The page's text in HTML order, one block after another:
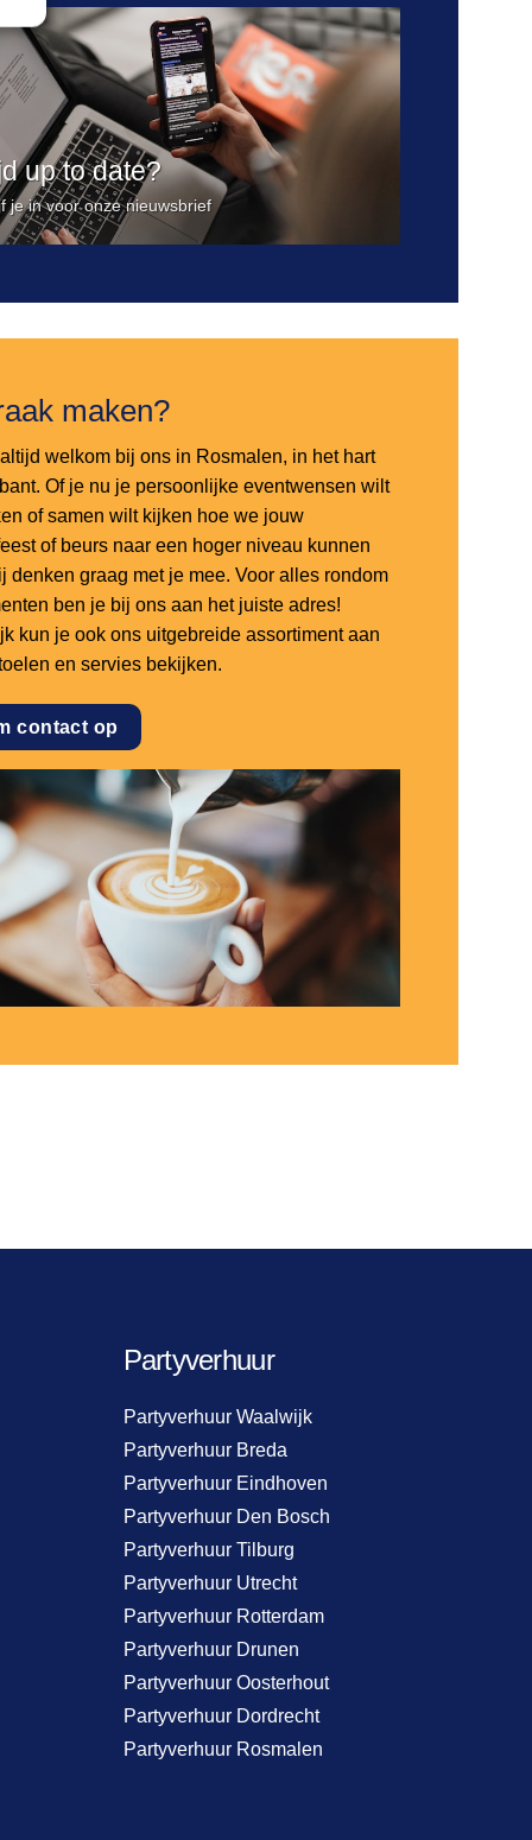
up to date?
je in voor onze nieuwsbrief
maken?
welkom bij ons in Rosmalen, in het hart
Of je nu je persoonlijke eventwensen wilt
of samen wilt kijken hoe we jouw
of beurs naar een hoger niveau kunnen
denken graag met je mee. Voor alles rondom
ben je bij ons aan het juiste adres!
kun je ook ons uitgebreide assortiment aan
en servies bekijken.
contact op
Partyverhuur
Partyverhuur Waalwijk
Partyverhuur Breda
Partyverhuur Eindhoven
Partyverhuur Den Bosch
Partyverhuur Tilburg
Partyverhuur Utrecht
Partyverhuur Rotterdam
Partyverhuur Drunen
Partyverhuur Oosterhout
Partyverhuur Dordrecht
Partyverhuur Rosmalen